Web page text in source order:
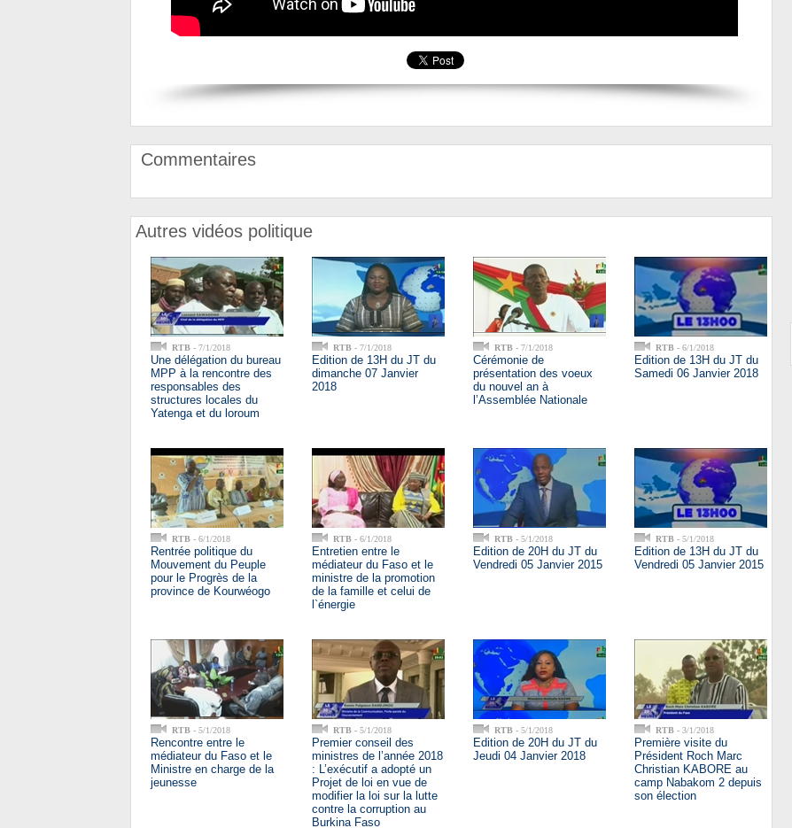
Commentaires
Autres vidéos politique
RTB - 7/1/2018
Une délégation du bureau
MPP à la rencontre des
responsables des
structures locales du
Yatenga et du loroum
RTB - 7/1/2018
Edition de 13H du JT du
dimanche 07 Janvier
2018
RTB - 7/1/2018
Cérémonie de
présentation des voeux
du nouvel an à
l’Assemblée Nationale
RTB - 6/1/2018
Edition de 13H du JT du
Samedi 06 Janvier 2018
RTB - 6/1/2018
Rentrée politique du
Mouvement du Peuple
pour le Progrès de la
province de Kourwéogo
RTB - 6/1/2018
Entretien entre le
médiateur du Faso et le
ministre de la promotion
de la famille et celui de
l`énergie
RTB - 5/1/2018
Edition de 20H du JT du
Vendredi 05 Janvier 2015
RTB - 5/1/2018
Edition de 13H du JT du
Vendredi 05 Janvier 2015
RTB - 5/1/2018
Rencontre entre le
médiateur du Faso et le
Ministre en charge de la
jeunesse
RTB - 5/1/2018
Premier conseil des
ministres de l’année 2018
: L’exécutif a adopté un
Projet de loi en vue de
modifier la loi sur la lutte
contre la corruption au
Burkina Faso
RTB - 5/1/2018
Edition de 20H du JT du
Jeudi 04 Janvier 2018
RTB - 3/1/2018
Première visite du
Président Roch Marc
Christian KABORE au
camp Nabakom 2 depuis
son élection